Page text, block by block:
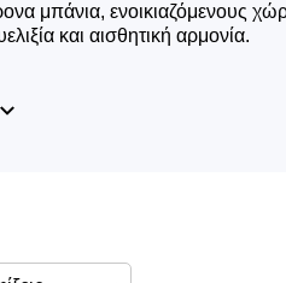
μπάνια, ενοικιαζόμενους
και αισθητική αρμονία.